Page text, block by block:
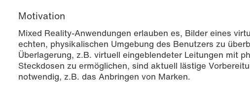
Motivation
Mixed Reality-Anwendungen erlauben es, Bilder eines
echten, physikalischen Umgebung des Benutzers zu
Überlagerung, z.B. virtuell eingeblendeter Leitungen mit
Steckdosen zu ermöglichen, sind aktuell lästige
notwendig, z.B. das Anbringen von Marken.